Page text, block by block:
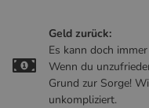
Geld zurück:
Es kann doch
Wenn du
Grund zur Sorge!
unkompliziert.